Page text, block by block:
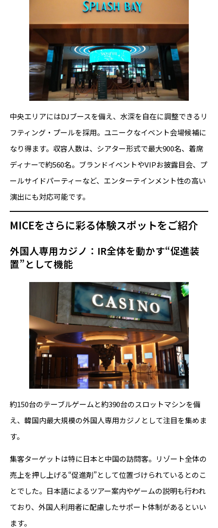
中央エリアにはDJブースを備え、水深を自在に調整できるリ
フティング・プールを採用。ユニークなイベント会場候補に
なり得ます。収容人数は、シアター形式で最大900名、着席
ディナーで約560名。ブランドイベントやVIPお披露目会、プ
ールサイドパーティーなど、エンターテインメント性の高い
演出にも対応可能です。
MICEをさらに彩る体験スポットをご紹介
外国人専用カジノ：IR全体を動かす“促進装
置”として機能
約150台のテーブルゲームと約390台のスロットマシンを備
え、韓国内最大規模の外国人専用カジノとして注目を集めま
す。
集客ターゲットは特に日本と中国の訪問客。リゾート全体の
売上を押し上げる“促進剤”として位置づけられているとのこ
とでした。日本語によるツアー案内やゲームの説明も行われ
ており、外国人利用者に配慮したサポート体制があるといい
ます。